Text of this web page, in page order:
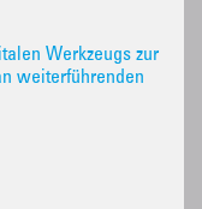
Werkzeugs zur
weiterführenden